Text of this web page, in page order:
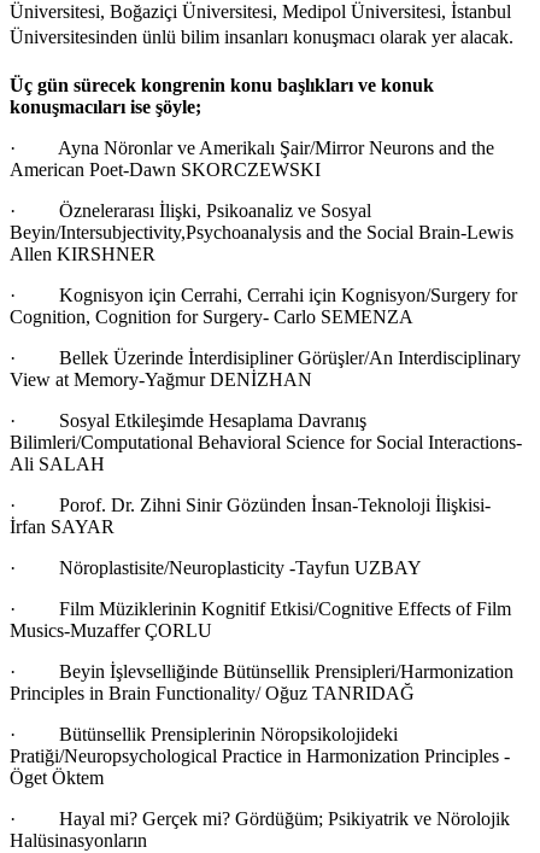
Üniversitesi, Boğaziçi Üniversitesi, Medipol Üniversitesi, İstanbul
Üniversitesinden ünlü bilim insanları konuşmacı olarak yer alacak.
Üç gün sürecek kongrenin konu başlıkları ve konuk
konuşmacıları ise şöyle;
· Ayna Nöronlar ve Amerikalı Şair/Mirror Neurons and the
American Poet-Dawn SKORCZEWSKI
· Öznelerarası İlişki, Psikoanaliz ve Sosyal
Beyin/Intersubjectivity,Psychoanalysis and the Social Brain-Lewis
Allen KIRSHNER
· Kognisyon için Cerrahi, Cerrahi için Kognisyon/Surgery for
Cognition, Cognition for Surgery- Carlo SEMENZA
· Bellek Üzerinde İnterdisipliner Görüşler/An Interdisciplinary
View at Memory-Yağmur DENİZHAN
· Sosyal Etkileşimde Hesaplama Davranış
Bilimleri/Computational Behavioral Science for Social Interactions-
Ali SALAH
· Porof. Dr. Zihni Sinir Gözünden İnsan-Teknoloji İlişkisi-
İrfan SAYAR
· Nöroplastisite/Neuroplasticity -Tayfun UZBAY
· Film Müziklerinin Kognitif Etkisi/Cognitive Effects of Film
Musics-Muzaffer ÇORLU
· Beyin İşlevselliğinde Bütünsellik Prensipleri/Harmonization
Principles in Brain Functionality/ Oğuz TANRIDAĞ
· Bütünsellik Prensiplerinin Nöropsikolojideki
Pratiği/Neuropsychological Practice in Harmonization Principles -
Öget Öktem
· Hayal mi? Gerçek mi? Gördüğüm; Psikiyatrik ve Nörolojik
Halüsinasyonların